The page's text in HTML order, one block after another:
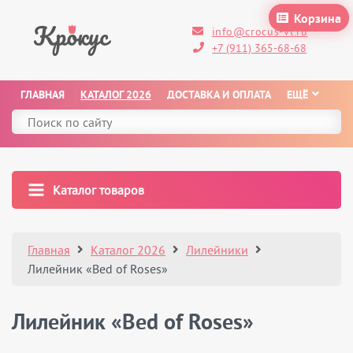
Корзина
info@crocus-vl.ru
+7 (911) 365-68-68
ГЛАВНАЯ КАТАЛОГ 2026 ДОСТАВКА И ОПЛАТА ЕЩЁ
Каталог товаров
Главная Каталог 2026
Лилейники
Лилейник «Bed of Roses»
Лилейник «Bed of Roses»